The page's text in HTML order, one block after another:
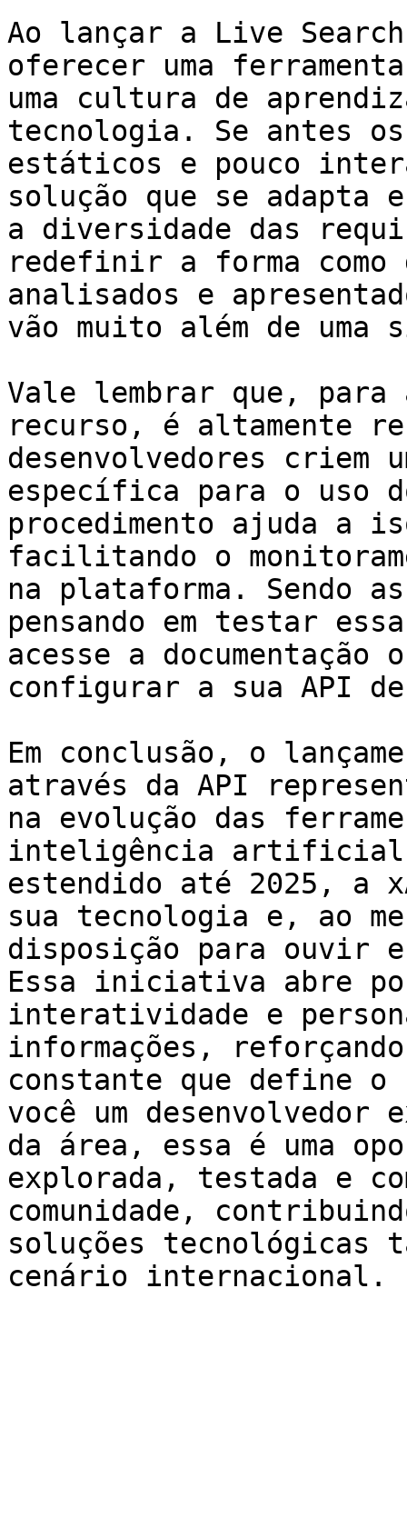
Ao lançar a Live
oferecer uma
uma cultura de
tecnologia. Se antes
estáticos e pouco
solução que se adapta
a diversidade das
redefinir a forma como
analisados e
vão muito além de uma
Vale lembrar que, para
recurso, é altamente
desenvolvedores criem
específica para o uso
procedimento ajuda a
facilitando o
na plataforma. Sendo
pensando em testar
acesse a
configurar a sua API
Em conclusão, o
através da API
na evolução das
inteligência artificial.
estendido até 2025, a
sua tecnologia e, ao
disposição para ouvir
Essa iniciativa abre
interatividade e
informações,
constante que define
você um desenvolvedor
da área, essa é uma
explorada, testada e
comunidade,
soluções tecnológicas
cenário internacional.